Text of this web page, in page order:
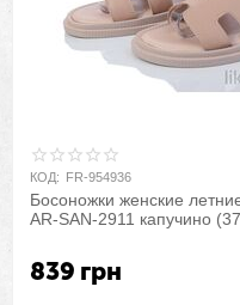
КОД: FR-954936
Босоножки женские
AR-SAN-2911 капучино
839 грн